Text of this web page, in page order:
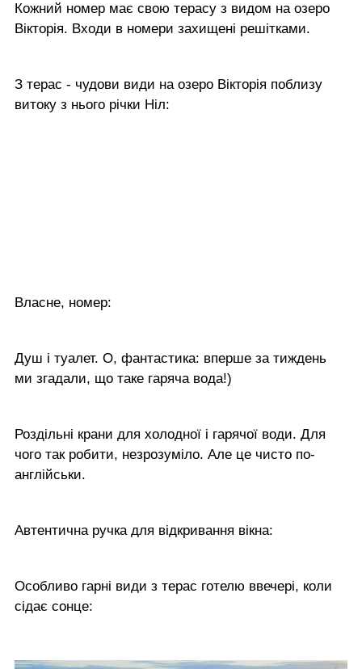
Кожний номер має свою терасу з видом на озеро
Вікторія. Входи в номери захищені решітками.
З терас - чудови види на озеро Вікторія поблизу
витоку з нього річки Ніл:
Власне, номер:
Душ і туалет. О, фантастика: вперше за тиждень
ми згадали, що таке гаряча вода!)
Роздільні крани для холодної і гарячої води. Для
чого так робити, незрозуміло. Але це чисто по-
англійськи.
Автентична ручка для відкривання вікна:
Особливо гарні види з терас готелю ввечері, коли
сідає сонце: